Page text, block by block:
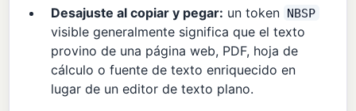
Desajuste al copiar y pegar: un token NBSP
visible generalmente significa que el texto
provino de una página web, PDF, hoja de
cálculo o fuente de texto enriquecido en
lugar de un editor de texto plano.